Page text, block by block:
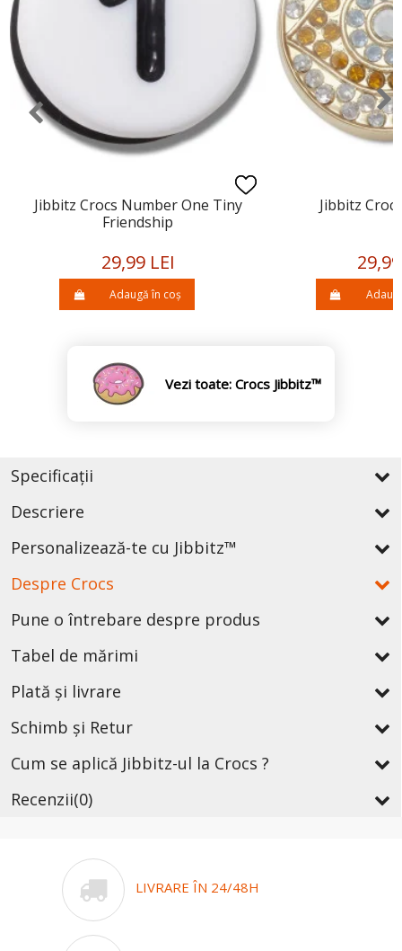
Jibbitz Crocs Number One Tiny
Friendship
29,99 LEI
Adaugă în coș
Jibbitz
Vezi toate: Crocs Jibbitz™
Specificații
Descriere
Personalizează-te cu Jibbitz™
Despre Crocs
Pune o întrebare despre produs
Tabel de mărimi
Plată și livrare
Schimb și Retur
Cum se aplică Jibbitz-ul la Crocs ?
Recenzii(0)
LIVRARE ÎN 24/48H